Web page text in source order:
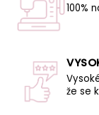
100%
že se